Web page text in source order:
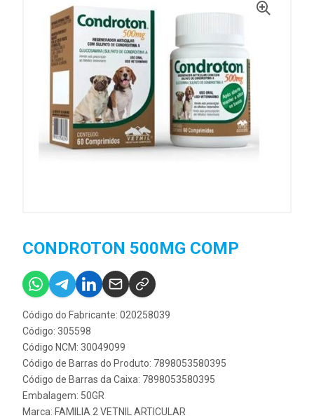
CONDROTON 500MG COMP
Código do Fabricante: 020258039
Código: 305598
Código NCM: 30049099
Código de Barras do Produto: 7898053580395
Código de Barras da Caixa: 7898053580395
Embalagem: 50GR
Marca: FAMILIA 2 VETNIL ARTICULAR